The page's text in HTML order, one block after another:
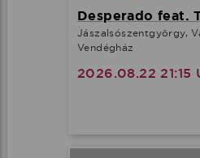
Desperado feat.
Jászalsószentgyörgy,
Vendégház
2026.08.22 21:15